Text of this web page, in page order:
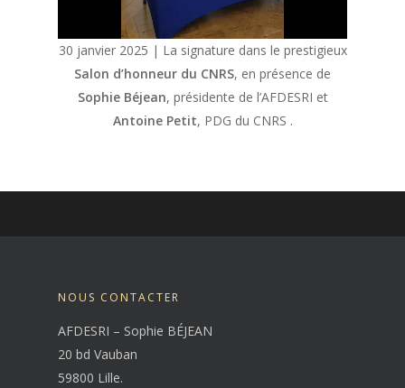
30 janvier 2025 | La signature dans le prestigieux
Salon d’honneur du CNRS, en présence de
Sophie Béjean, présidente de l’AFDESRI et
Antoine Petit, PDG du CNRS .
NOUS CONTACTER
AFDESRI – Sophie BÉJEAN
20 bd Vauban
59800 Lille.